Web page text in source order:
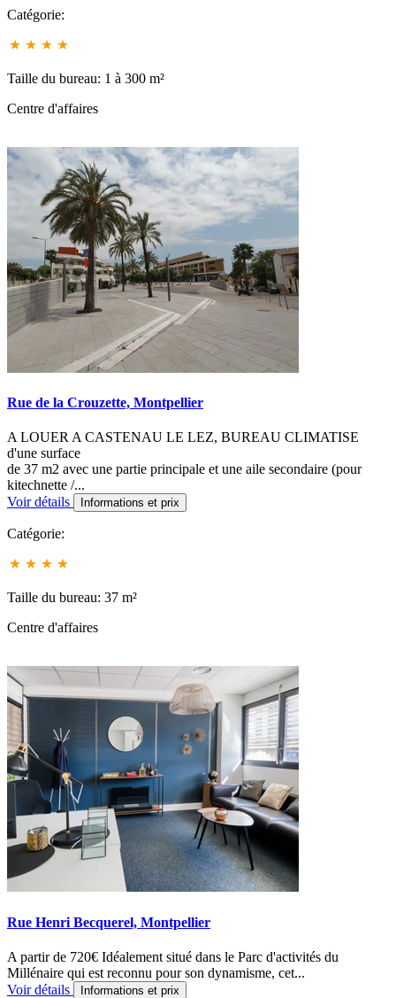
Catégorie:
Taille du bureau: 1 à 300 m²
Centre d'affaires
Rue de la Crouzette, Montpellier
A LOUER A CASTENAU LE LEZ, BUREAU CLIMATISE
d'une surface
de 37 m2 avec une partie principale et une aile secondaire (pour
kitechnette /...
Voir détails
Informations et prix
Catégorie:
Taille du bureau: 37 m²
Centre d'affaires
Rue Henri Becquerel, Montpellier
A partir de 720€ Idéalement situé dans le Parc d'activités du
Millénaire qui est reconnu pour son dynamisme, cet...
Voir détails
Informations et prix